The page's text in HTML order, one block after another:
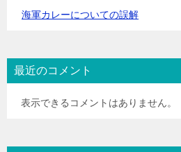
海軍カレーについての誤解
最近のコメント
表示できるコメントはありません。